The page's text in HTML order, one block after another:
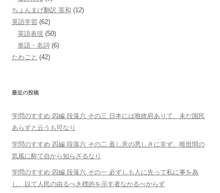
ちょんまげ翻訳 英和 (12)
英語学習 (62)
英語表現 (50)
単語・名詞 (6)
たわごと (42)
最近の投稿
学問のすすめ 四編 段落六 その三 日本には唯政府ありて、未だ国民
あらずと云うも可なり
学問のすすめ 四編 段落六 その二 蓋し意の悪しきに非ず、唯世間の
気風に酔て自から知らざるなり
学問のすすめ 四編 段落六 その一 必ずしも人に先って私に事を為
し、以て人民の由るべき標的を示す者なかるべからず